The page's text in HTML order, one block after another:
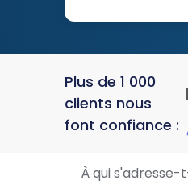
Plus de 1 000
clients nous
font confiance :
À qui s'adresse-